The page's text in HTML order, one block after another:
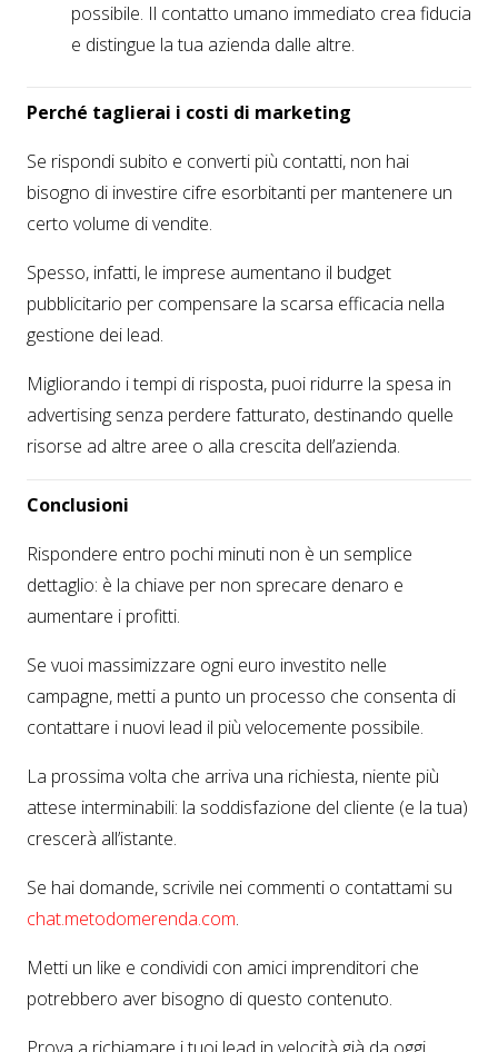
possibile. Il contatto umano immediato crea fiducia
e distingue la tua azienda dalle altre.
Perché taglierai i costi di marketing
Se rispondi subito e converti più contatti, non hai
bisogno di investire cifre esorbitanti per mantenere un
certo volume di vendite.
Spesso, infatti, le imprese aumentano il budget
pubblicitario per compensare la scarsa efficacia nella
gestione dei lead.
Migliorando i tempi di risposta, puoi ridurre la spesa in
advertising senza perdere fatturato, destinando quelle
risorse ad altre aree o alla crescita dell’azienda.
Conclusioni
Rispondere entro pochi minuti non è un semplice
dettaglio: è la chiave per non sprecare denaro e
aumentare i profitti.
Se vuoi massimizzare ogni euro investito nelle
campagne, metti a punto un processo che consenta di
contattare i nuovi lead il più velocemente possibile.
La prossima volta che arriva una richiesta, niente più
attese interminabili: la soddisfazione del cliente (e la tua)
crescerà all’istante.
Se hai domande, scrivile nei commenti o contattami su
chat.metodomerenda.com.
Metti un like e condividi con amici imprenditori che
potrebbero aver bisogno di questo contenuto.